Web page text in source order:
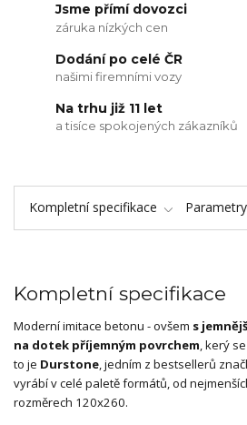
Jsme přímí dovozci
záruka nízkých cen
Dodání po celé ČR
našimi firemními vozy
Na trhu již 11 let
a tisíce spokojených zákazníků
Kompletní specifikace Parametry
Kompletní specifikace
Moderní imitace betonu - ovšem s
na dotek příjemným povrchem, kerý
to je Durstone, jedním z bestsellerů
vyrábí v celé paletě formátů, od
rozměrech 120x260.